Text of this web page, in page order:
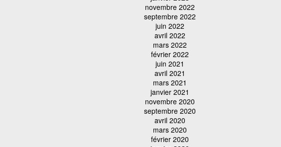
novembre 2022
septembre 2022
juin 2022
avril 2022
mars 2022
février 2022
juin 2021
avril 2021
mars 2021
janvier 2021
novembre 2020
septembre 2020
avril 2020
mars 2020
février 2020